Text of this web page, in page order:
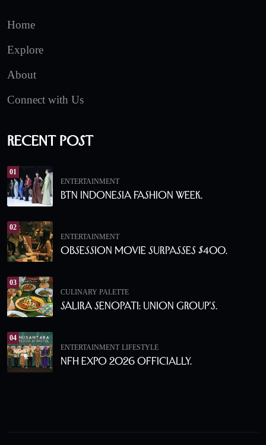
Home
Explore
About
Connect with Us
Recent Post
01
ENTERTAINMENT
BTN Indonesia Fashion Week.
02
ENTERTAINMENT
Obsession Movie Surpasses $400.
03
CULINARY PALETTE
Salira Senopati: Union Group’s.
04
ENTERTAINMENT LIFESTYLE
NFH Expo 2026 Officially.